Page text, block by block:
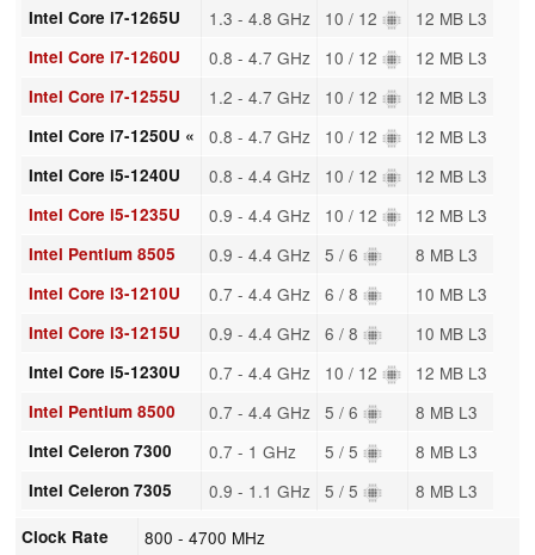
Intel Core i7-1265U 1.3 - 4.8 GHz 10 / 12 12 MB L3
Intel Core i7-1260U 0.8 - 4.7 GHz 10 / 12 12 MB L3
Intel Core i7-1255U 1.2 - 4.7 GHz 10 / 12 12 MB L3
Intel Core i7-1250U « 0.8 - 4.7 GHz 10 / 12 12 MB L3
Intel Core i5-1240U 0.8 - 4.4 GHz 10 / 12 12 MB L3
Intel Core i5-1235U 0.9 - 4.4 GHz 10 / 12 12 MB L3
Intel Pentium 8505 0.9 - 4.4 GHz 5 / 6 8 MB L3
Intel Core i3-1210U 0.7 - 4.4 GHz 6 / 8 10 MB L3
Intel Core i3-1215U 0.9 - 4.4 GHz 6 / 8 10 MB L3
Intel Core i5-1230U 0.7 - 4.4 GHz 10 / 12 12 MB L3
Intel Pentium 8500 0.7 - 4.4 GHz 5 / 6 8 MB L3
Intel Celeron 7300 0.7 - 1 GHz 5 / 5 8 MB L3
Intel Celeron 7305 0.9 - 1.1 GHz 5 / 5 8 MB L3
Clock Rate 800 - 4700 MHz